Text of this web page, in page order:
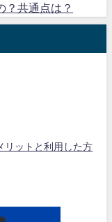
？共通点は？
リットと利用した方